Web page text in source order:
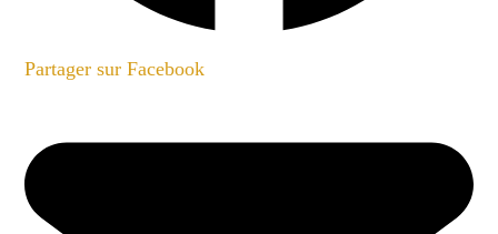
Partager sur Facebook
new
window